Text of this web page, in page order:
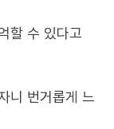
할 수 있다고
니 번거롭게 느